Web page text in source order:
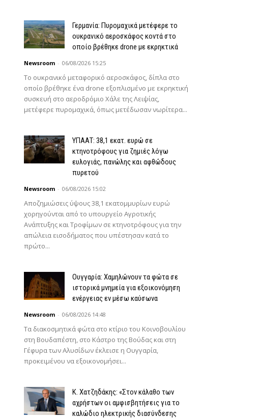
Γερμανία: Πυρομαχικά μετέφερε το
ουκρανικό αεροσκάφος κοντά στο
οποίο βρέθηκε drone με εκρηκτικά
Newsroom - 06/08/2026 15:25
Το ουκρανικό μεταφορικό αεροσκάφος, δίπλα στο
οποίο βρέθηκε ένα drone εξοπλισμένο με εκρηκτική
συσκευή στο αεροδρόμιο Χάλε της Λειψίας,
μετέφερε πυρομαχικά, όπως μετέδωσαν νωρίτερα...
ΥΠΑΑΤ: 38,1 εκατ. ευρώ σε
κτηνοτρόφους για ζημιές λόγω
ευλογιάς, πανώλης και αφθώδους
πυρετού
Newsroom - 06/08/2026 15:02
Αποζημιώσεις ύψους 38,1 εκατομμυρίων ευρώ
χορηγούνται από το υπουργείο Αγροτικής
Ανάπτυξης και Τροφίμων σε κτηνοτρόφους για την
απώλεια εισοδήματος που υπέστησαν κατά το
πρώτο...
Ουγγαρία: Χαμηλώνουν τα φώτα σε
ιστορικά μνημεία για εξοικονόμηση
ενέργειας εν μέσω καύσωνα
Newsroom - 06/08/2026 14:48
Τα διακοσμητικά φώτα στο κτίριο του Κοινοβουλίου
στη Βουδαπέστη, στο Κάστρο της Βούδας και στη
Γέφυρα των Αλυσίδων έκλεισε η Ουγγαρία,
προκειμένου να εξοικονομήσει...
Κ. Χατζηδάκης: «Στον κάλαθο των
αχρήστων οι αμφισβητήσεις για το
καλώδιο ηλεκτρικής διασύνδεσης